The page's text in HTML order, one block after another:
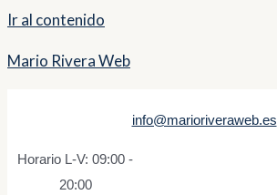
Ir al contenido
Mario Rivera Web
info@marioriveraweb.es
Horario L-V: 09:00 -
20:00